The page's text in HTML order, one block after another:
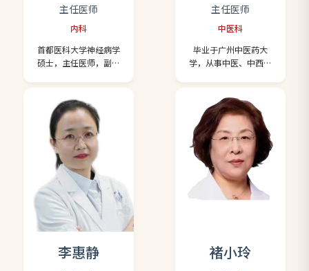
主任医师
内科
首都医科大学神经病学
硕士，主任医师，副教
兰中西医结合医院副院
长。历任中国心胸血管
麻醉学会脑与血管分会
常务理事、中国非公立
医疗机构协会重症医学
专业委员会委员、北京
医师协会全科医师分会
常务理事、北京医学教
育协会理事、海峡两岸
医药卫生交流协会全科
医学专业委员会委员、
北京市朝阳区预防医学
会疼痛整合治疗专业委
主任医师
中医科
毕业于广州中医药大
学，从事中医、中西医
京东直门医院进修，从
师于董建华、焦树德、
吕仁和等著名国医大
师，擅长中医治疗各种
疑难杂症，如慢性脾胃
病、心脑血管病、糖尿
病、慢性肾病、抑郁
症、焦虑、不孕症、月
术论文10余篇，曾获得
省级科学进步二等奖。
李惠静 褚小玲